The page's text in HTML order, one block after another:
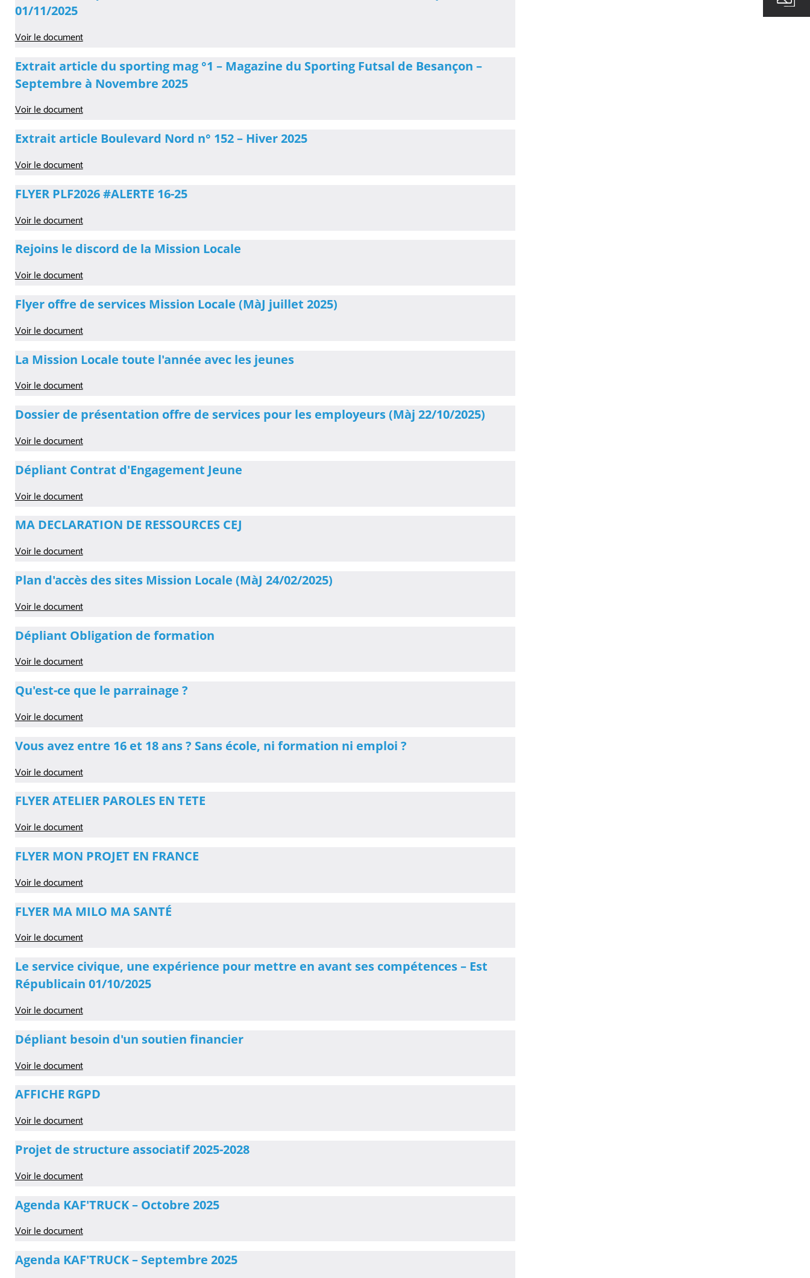
01/11/2025
Voir le document
Extrait article du sporting mag °1 – Magazine du Sporting Futsal de Besançon –
Septembre à Novembre 2025
Voir le document
Extrait article Boulevard Nord n° 152 – Hiver 2025
Voir le document
FLYER PLF2026 #ALERTE 16-25
Voir le document
Rejoins le discord de la Mission Locale
Voir le document
Flyer offre de services Mission Locale (MàJ juillet 2025)
Voir le document
La Mission Locale toute l'année avec les jeunes
Voir le document
Dossier de présentation offre de services pour les employeurs (Màj 22/10/2025)
Voir le document
Dépliant Contrat d'Engagement Jeune
Voir le document
MA DECLARATION DE RESSOURCES CEJ
Voir le document
Plan d'accès des sites Mission Locale (MàJ 24/02/2025)
Voir le document
Dépliant Obligation de formation
Voir le document
Qu'est-ce que le parrainage ?
Voir le document
Vous avez entre 16 et 18 ans ? Sans école, ni formation ni emploi ?
Voir le document
FLYER ATELIER PAROLES EN TETE
Voir le document
FLYER MON PROJET EN FRANCE
Voir le document
FLYER MA MILO MA SANTÉ
Voir le document
Le service civique, une expérience pour mettre en avant ses compétences – Est
Républicain 01/10/2025
Voir le document
Dépliant besoin d'un soutien financier
Voir le document
AFFICHE RGPD
Voir le document
Projet de structure associatif 2025-2028
Voir le document
Agenda KAF'TRUCK – Octobre 2025
Voir le document
Agenda KAF'TRUCK – Septembre 2025